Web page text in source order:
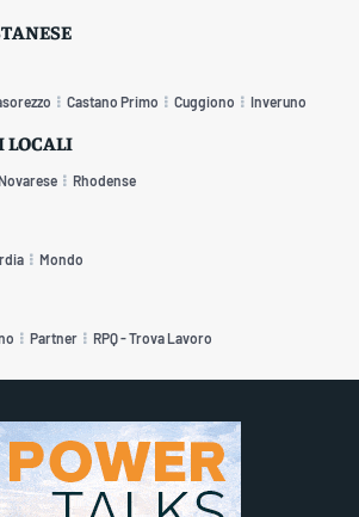
Castano Primo Cuggiono Inveruno
LOCALI
Novarese Rhodense
Mondo
Partner RPQ - Trova Lavoro